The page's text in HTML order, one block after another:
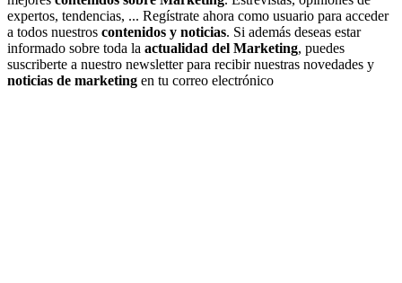
expertos, tendencias, ... Regístrate ahora como usuario para acceder
a todos nuestros contenidos y noticias. Si además deseas estar
informado sobre toda la actualidad del Marketing, puedes
suscriberte a nuestro newsletter para recibir nuestras novedades y
noticias de marketing en tu correo electrónico